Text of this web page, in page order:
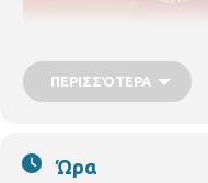
νούμερο. Ο Νίνο όμως
ΠΕΡΙΣΣΌΤΕΡΑ
Ώρα